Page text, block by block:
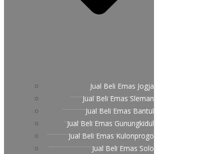
Jual Beli Emas Jogja
Jual Beli Emas Sleman
Jual Beli Emas Bantul
Jual Beli Emas Gunungkidul
Jual Beli Emas Kulonprogo
Jual Beli Emas Solo